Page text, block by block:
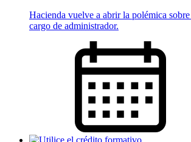
Hacienda vuelve a abrir la polémica
cargo de administrador.